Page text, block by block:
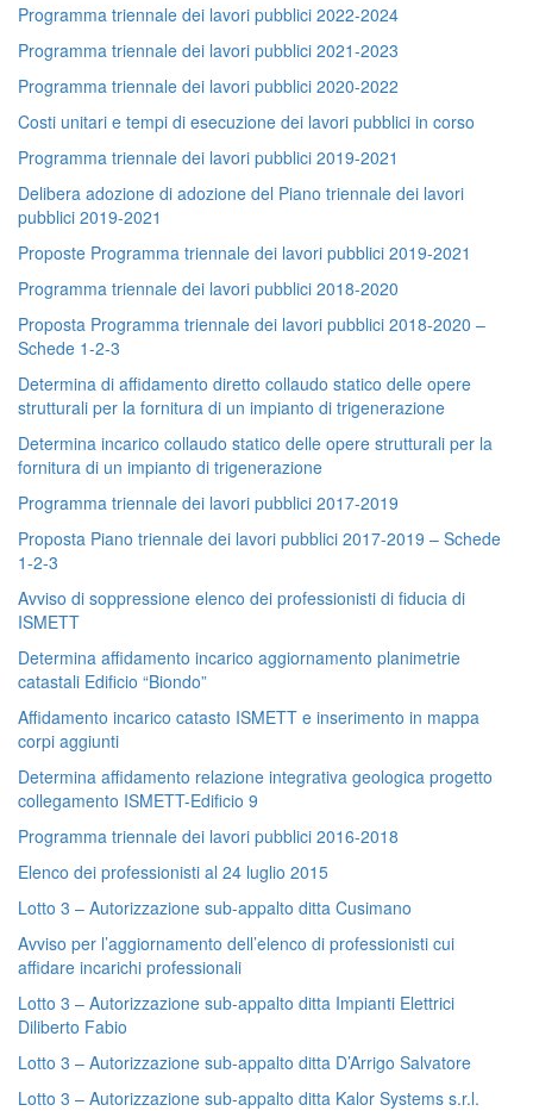
Programma triennale dei lavori pubblici 2022-2024
Programma triennale dei lavori pubblici 2021-2023
Programma triennale dei lavori pubblici 2020-2022
Costi unitari e tempi di esecuzione dei lavori pubblici in corso
Programma triennale dei lavori pubblici 2019-2021
Delibera adozione di adozione del Piano triennale dei lavori
pubblici 2019-2021
Proposte Programma triennale dei lavori pubblici 2019-2021
Programma triennale dei lavori pubblici 2018-2020
Proposta Programma triennale dei lavori pubblici 2018-2020 –
Schede 1-2-3
Determina di affidamento diretto collaudo statico delle opere
strutturali per la fornitura di un impianto di trigenerazione
Determina incarico collaudo statico delle opere strutturali per la
fornitura di un impianto di trigenerazione
Programma triennale dei lavori pubblici 2017-2019
Proposta Piano triennale dei lavori pubblici 2017-2019 – Schede
1-2-3
Avviso di soppressione elenco dei professionisti di fiducia di
ISMETT
Determina affidamento incarico aggiornamento planimetrie
catastali Edificio “Biondo”
Affidamento incarico catasto ISMETT e inserimento in mappa
corpi aggiunti
Determina affidamento relazione integrativa geologica progetto
collegamento ISMETT-Edificio 9
Programma triennale dei lavori pubblici 2016-2018
Elenco dei professionisti al 24 luglio 2015
Lotto 3 – Autorizzazione sub-appalto ditta Cusimano
Avviso per l’aggiornamento dell’elenco di professionisti cui
affidare incarichi professionali
Lotto 3 – Autorizzazione sub-appalto ditta Impianti Elettrici
Diliberto Fabio
Lotto 3 – Autorizzazione sub-appalto ditta D’Arrigo Salvatore
Lotto 3 – Autorizzazione sub-appalto ditta Kalor Systems s.r.l.